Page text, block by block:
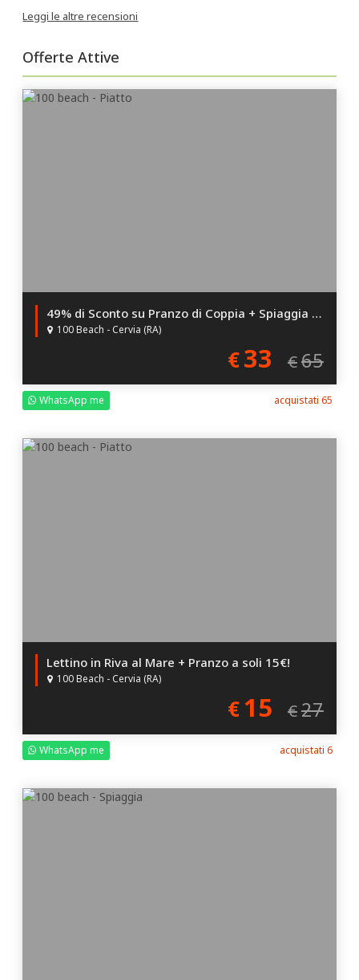
Leggi le altre recensioni
Offerte Attive
49% di Sconto su Pranzo di Coppia + Spiaggia per 2!
100 Beach - Cervia (RA)
€33 €65
WhatsApp me acquistati 65
Lettino in Riva al Mare + Pranzo a soli 15€!
100 Beach - Cervia (RA)
€15 €27
WhatsApp me acquistati 6